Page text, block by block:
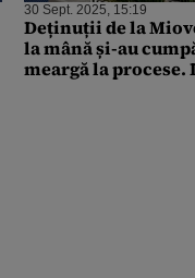
30 Sept. 2025, 15:19
Deținuții de la
la mână și-au
meargă la procese.